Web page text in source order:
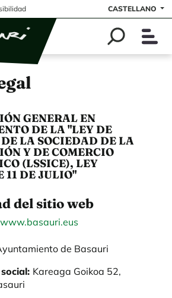
CASTELLANO
GENERAL EN
DE LA "LEY DE
LA SOCIEDAD DE LA
Y DE COMERCIO
(LSSICE), LEY
DE JULIO"
del sitio web
www.basauri.eus
de Basauri
Kareaga Goikoa 52,